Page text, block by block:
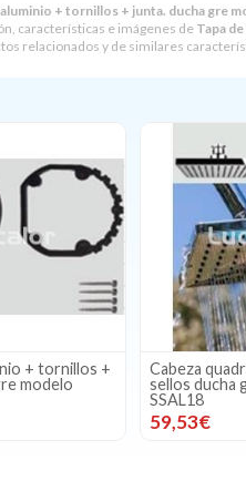
aluminio + tornillos + junta. ducha gre
características e imágenes de Tapa
relacionados y de similares
+ tornillos +
modelo
Cabeza
sellos ducha
SSAL18
59,53€